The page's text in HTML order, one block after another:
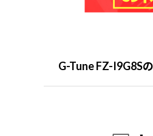
G-Tune FZ-I9G8S